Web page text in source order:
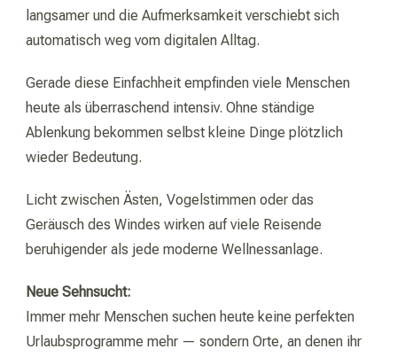
langsamer und die Aufmerksamkeit verschiebt sich
automatisch weg vom digitalen Alltag.
Gerade diese Einfachheit empfinden viele Menschen
heute als überraschend intensiv. Ohne ständige
Ablenkung bekommen selbst kleine Dinge plötzlich
wieder Bedeutung.
Licht zwischen Ästen, Vogelstimmen oder das
Geräusch des Windes wirken auf viele Reisende
beruhigender als jede moderne Wellnessanlage.
Neue Sehnsucht:
Immer mehr Menschen suchen heute keine perfekten
Urlaubsprogramme mehr — sondern Orte, an denen ihr